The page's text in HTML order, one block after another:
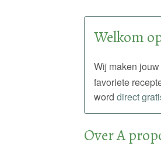
Welkom
Wij maken
favoriete
word direct
Over A